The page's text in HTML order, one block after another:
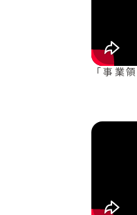
「事業